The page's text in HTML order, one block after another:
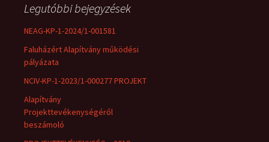
Legutóbbi bejegyzések
NEAG-KP-1-2024/1-001581
Faluházért Alapítvány működési
pályázata
NCIV-KP-1-2023/1-000277 PROJEKT
Alapítvány
Projekttevékenységéről
beszámoló